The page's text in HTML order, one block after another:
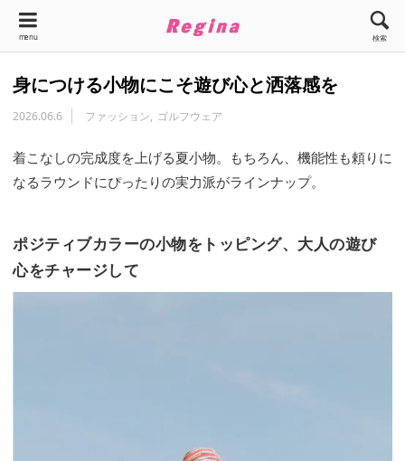
menu 検索
身につける小物にこそ遊び心と洒落感を
2026.06.6 ファッション ゴルフウェア
着こなしの完成度を上げる夏小物。もちろん、機能性も頼りに
なるラウンドにぴったりの実力派がラインナップ。
ポジティブカラーの小物をトッピング、大人の遊び
心をチャージして